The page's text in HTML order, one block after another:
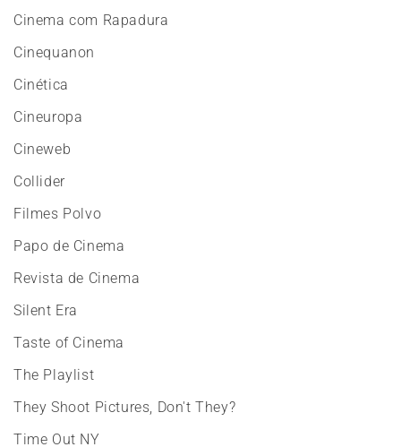
Cinema com Rapadura
Cinequanon
Cinética
Cineuropa
Cineweb
Collider
Filmes Polvo
Papo de Cinema
Revista de Cinema
Silent Era
Taste of Cinema
The Playlist
They Shoot Pictures, Don't They?
Time Out NY